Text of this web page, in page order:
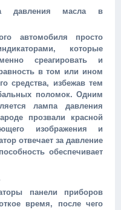
давления масла в
автомобиля просто
которые
среагировать и
в том или ином
средства, избежав тем
поломок. Одним
лампа давления
прозвали красной
изображения и
отвечает за давление
обеспечивает
панели приборов
время, после чего